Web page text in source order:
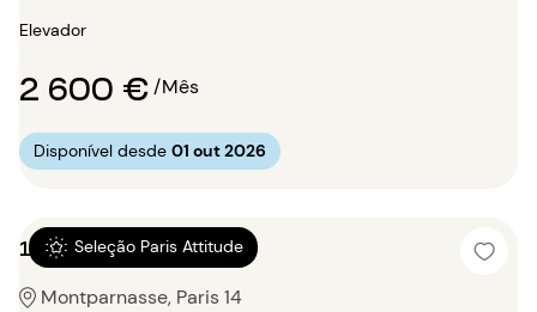
Elevador
2 600 €/Mês
Disponível desde 01 out 2026
Seleção Paris Attitude
1 quarto 52m²
Montparnasse, Paris 14